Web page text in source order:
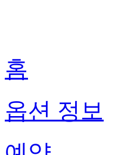
홈
옵션 정보